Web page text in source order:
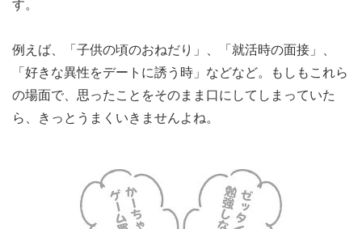
す。
例えば、「子供の頃のおねだり」、「就活時の面接」、
「好きな異性をデートに誘う時」などなど。もしもこれら
の場面で、思ったことをそのまま口にしてしまっていた
ら、きっとうまくいきませんよね。